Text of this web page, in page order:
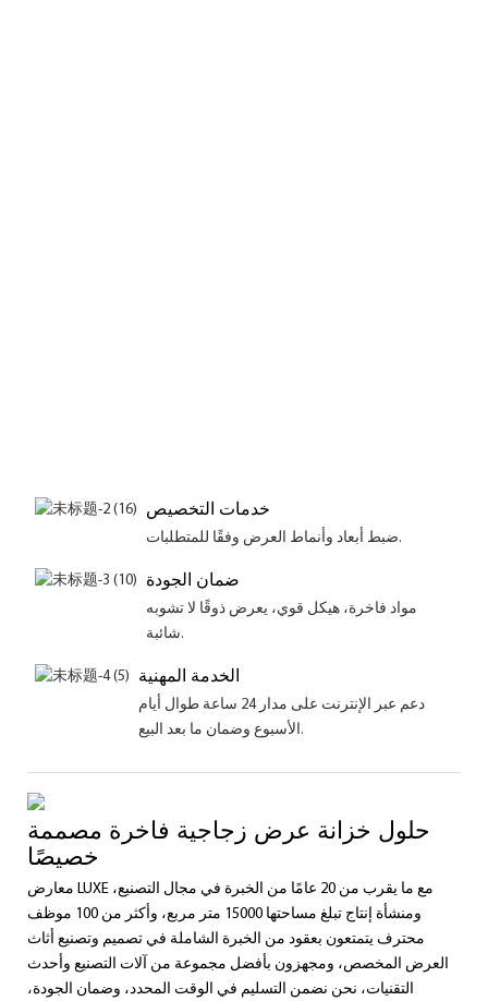
خدمات التخصيص
ضبط أبعاد وأنماط العرض وفقًا للمتطلبات.
ضمان الجودة
مواد فاخرة، هيكل قوي، يعرض ذوقًا لا تشوبه
شائبة.
الخدمة المهنية
دعم عبر الإنترنت على مدار 24 ساعة طوال أيام
الأسبوع وضمان ما بعد البيع.
حلول خزانة عرض زجاجية فاخرة مصممة
خصيصًا
معارض LUXE مع ما يقرب من 20 عامًا من الخبرة في مجال التصنيع،
ومنشأة إنتاج تبلغ مساحتها 15000 متر مربع، وأكثر من 100 موظف
محترف يتمتعون بعقود من الخبرة الشاملة في تصميم وتصنيع أثاث
العرض المخصص، ومجهزون بأفضل مجموعة من آلات التصنيع وأحدث
التقنيات، نحن نضمن التسليم في الوقت المحدد، وضمان الجودة،